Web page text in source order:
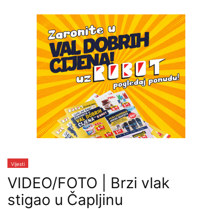
Vijesti
VIDEO/FOTO | Brzi vlak
stigao u Čapljinu